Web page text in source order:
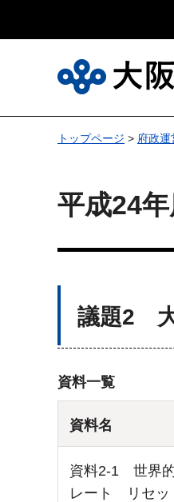
トップページ > 府政運
平成24
議題2 大
資料一覧
資料名
資料2-1 世界
レート リセッ